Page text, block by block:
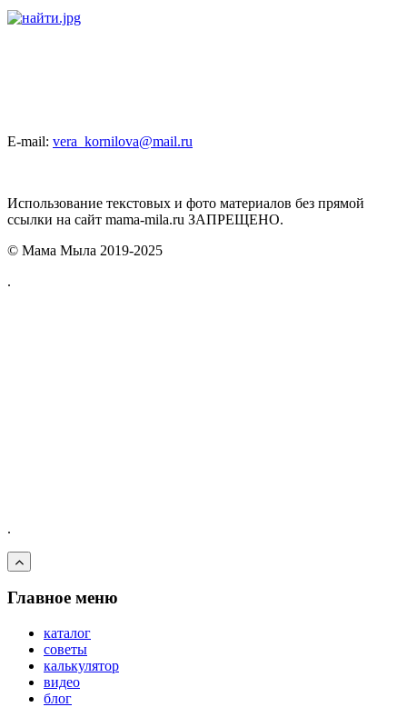
E-mail: vera_kornilova@mail.ru
Использование текстовых и фото материалов без прямой
ссылки на сайт mama-mila.ru ЗАПРЕЩЕНО.
© Мама Мыла 2019-2025
.
.
Главное меню
каталог
советы
калькулятор
видео
блог